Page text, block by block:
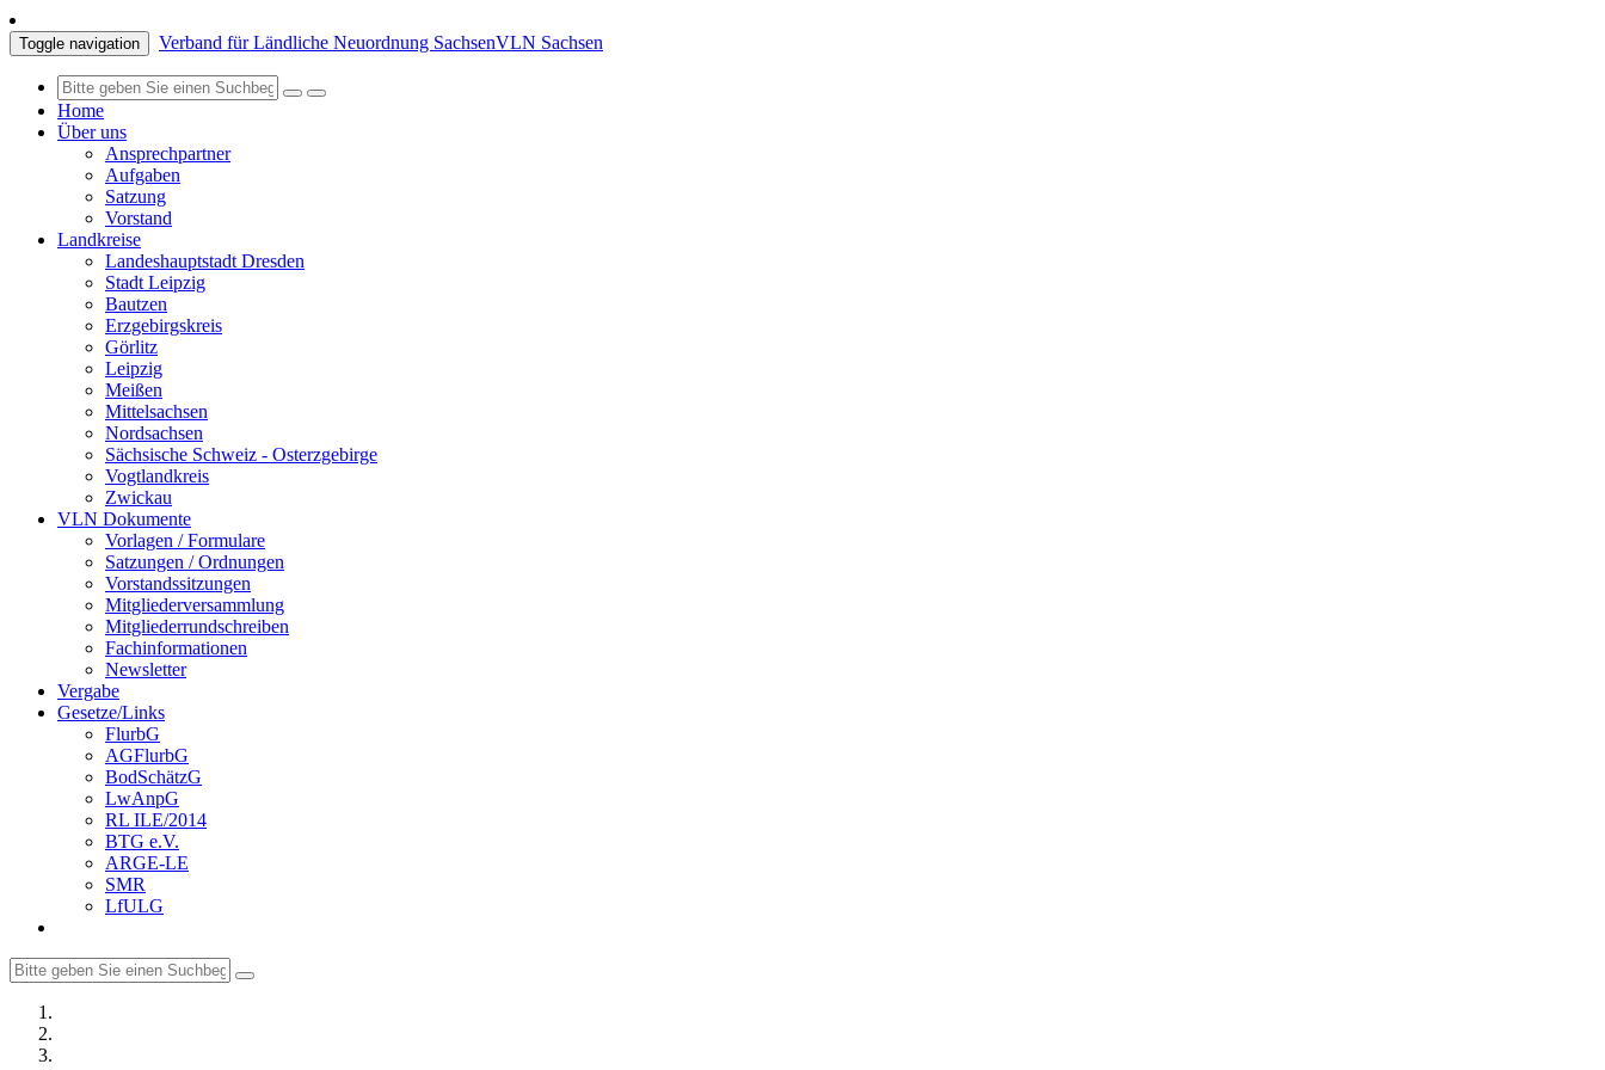
Toggle navigation Verband für Ländliche Neuordnung SachsenVLN Sachsen
Home
Über uns
Ansprechpartner
Aufgaben
Satzung
Vorstand
Landkreise
Landeshauptstadt Dresden
Stadt Leipzig
Bautzen
Erzgebirgskreis
Görlitz
Leipzig
Meißen
Mittelsachsen
Nordsachsen
Sächsische Schweiz - Osterzgebirge
Vogtlandkreis
Zwickau
VLN Dokumente
Vorlagen / Formulare
Satzungen / Ordnungen
Vorstandssitzungen
Mitgliederversammlung
Mitgliederrundschreiben
Fachinformationen
Newsletter
Vergabe
Gesetze/Links
FlurbG
AGFlurbG
BodSchätzG
LwAnpG
RL ILE/2014
BTG e.V.
ARGE-LE
SMR
LfULG